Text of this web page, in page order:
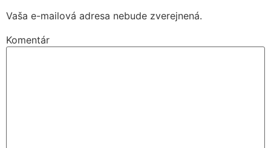
Vaša e-mailová adresa nebude zverejnená.
Komentár